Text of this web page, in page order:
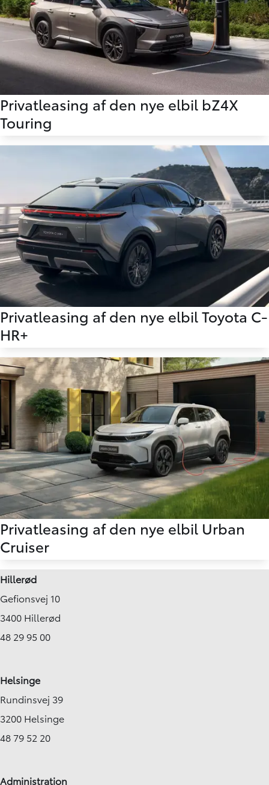
Privatleasing af den nye elbil bZ4X
Touring
Privatleasing af den nye elbil Toyota C-
HR+
Privatleasing af den nye elbil Urban
Cruiser
Hillerød
Gefionsvej 10
3400 Hillerød
48 29 95 00
Helsinge
Rundinsvej 39
3200 Helsinge
48 79 52 20
Administration